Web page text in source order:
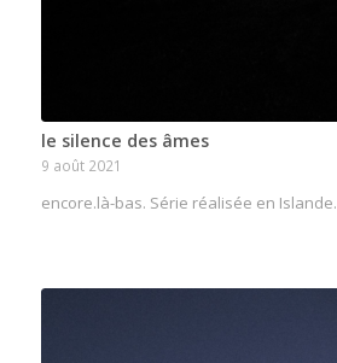
le silence des âmes
9 août 2021
encore.là-bas. Série réalisée en Islande.